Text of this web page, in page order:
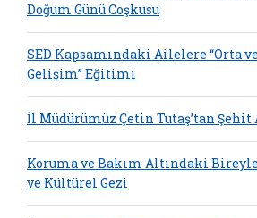
Doğum Günü Coşkusu
SED Kapsamındaki Ailelere “Orta
Gelişim” Eğitimi
İl Müdürümüz Çetin Tutaş’tan
Koruma ve Bakım Altındaki
ve Kültürel Gezi